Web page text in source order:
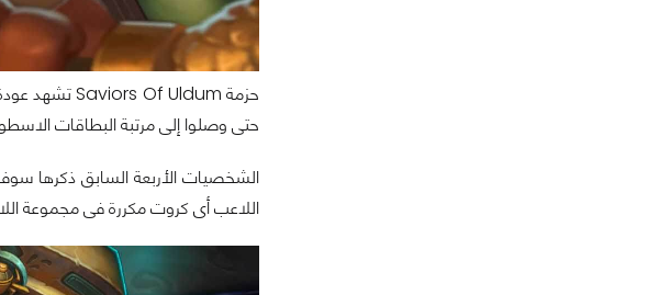
حتى وصلوا إلى مرتبة البطاقات
الشخصيات الأربعة السابق ذكرها
اللاعب أى كروت مكررة فى مجموعة